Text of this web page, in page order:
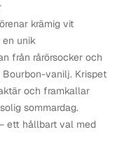
krämig vit
en unik
från rårörsocker och
vanilj. Krispet
och framkallar
sommardag.
ett hållbart val med